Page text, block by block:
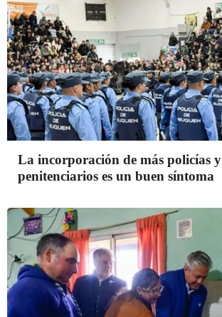
La incorporación de más policías y
penitenciarios es un buen síntoma